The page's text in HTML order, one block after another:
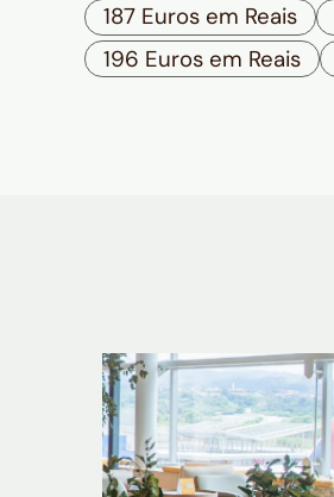
187 Euros em Reais
196 Euros em Reais